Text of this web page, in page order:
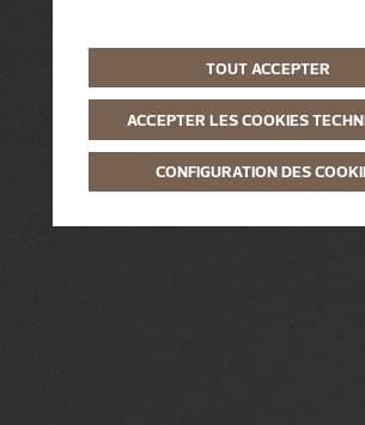
TOUT ACCEPTER
ACCEPTER LES COOKIES
CONFIGURATION DES